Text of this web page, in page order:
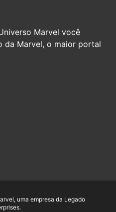
Marvel você
da Marvel, o maior portal
uma empresa da Legado